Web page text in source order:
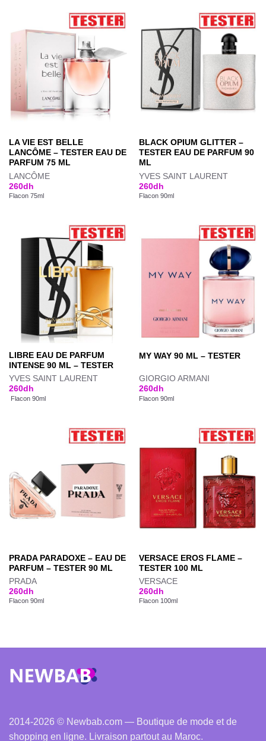
LA VIE EST BELLE
LANCÔME – TESTER EAU DE
PARFUM 75 ML
LANCÔME
260dh
Flacon 75ml
BLACK OPIUM GLITTER –
TESTER EAU DE PARFUM 90
ML
YVES SAINT LAURENT
260dh
Flacon 90ml
LIBRE EAU DE PARFUM
INTENSE 90 ML – TESTER
YVES SAINT LAURENT
260dh
Flacon 90ml
MY WAY 90 ML – TESTER
GIORGIO ARMANI
260dh
Flacon 90ml
PRADA PARADOXE – EAU DE
PARFUM – TESTER 90 ML
PRADA
260dh
Flacon 90ml
VERSACE EROS FLAME –
TESTER 100 ML
VERSACE
260dh
Flacon 100ml
2014-2026 © Newbab.com — Boutique de mode et de
shopping en ligne. Livraison partout au Maroc.